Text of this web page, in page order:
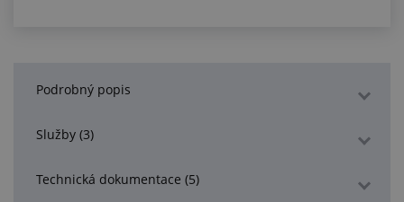
Podrobný popis
Služby (3)
Technická dokumentace (5)